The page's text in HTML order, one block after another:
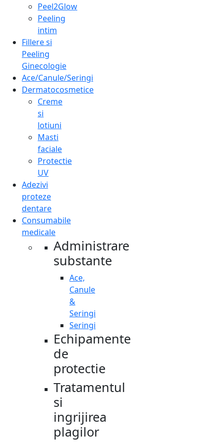
Peel2Glow
Peeling
intim
Fillere si
Peeling
Ginecologie
Ace/Canule/Seringi
Dermatocosmetice
Creme
si
lotiuni
Masti
faciale
Protectie
UV
Adezivi
proteze
dentare
Consumabile
medicale
Administrare
substante
Ace,
Canule
&
Seringi
Seringi
Echipamente
de
protectie
Tratamentul
si
ingrijirea
plagilor